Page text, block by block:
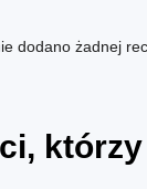
dodano żadnej